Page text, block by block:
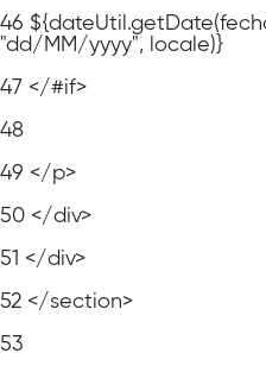
46
"dd/MM/yyyy", locale)}
47 </#if>
48
49 </p>
50 </div>
51 </div>
52 </section>
53